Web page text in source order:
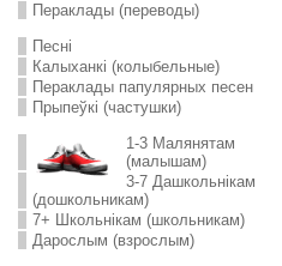
Пераклады (переводы)
Песні
Калыханкі (колыбельные)
Пераклады папулярных песен
Прыпеўкі (частушки)
1-3 Малянятам
(малышам)
3-7 Дашкольнікам
(дошкольникам)
7+ Школьнікам (школьникам)
Дарослым (взрослым)